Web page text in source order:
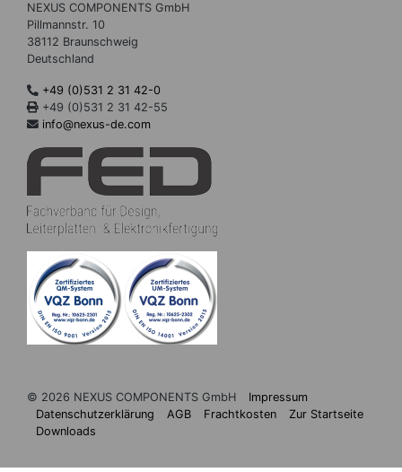
NEXUS COMPONENTS GmbH
Pillmannstr. 10
38112 Braunschweig
Deutschland
+49 (0)531 2 31 42-0
+49 (0)531 2 31 42-55
info@nexus-de.com
© 2026 NEXUS COMPONENTS GmbH
Impressum
Datenschutzerklärung
AGB Frachtkosten
Zur Startseite
Downloads